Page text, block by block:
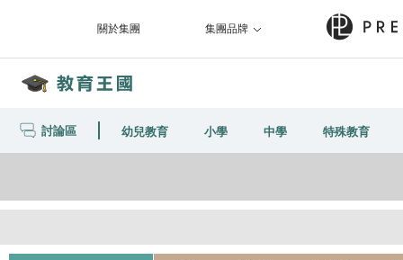
關於集團 集團品牌
討論區 幼兒教育 小學 中學 特殊教育